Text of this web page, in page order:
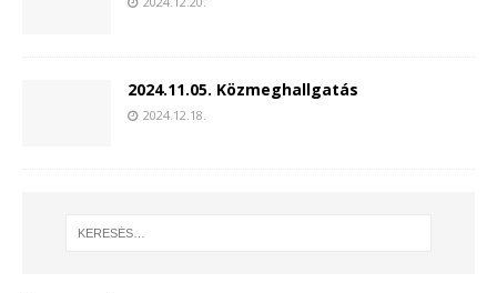
2024.11.05. Közmeghallgatás
2024.12.18.